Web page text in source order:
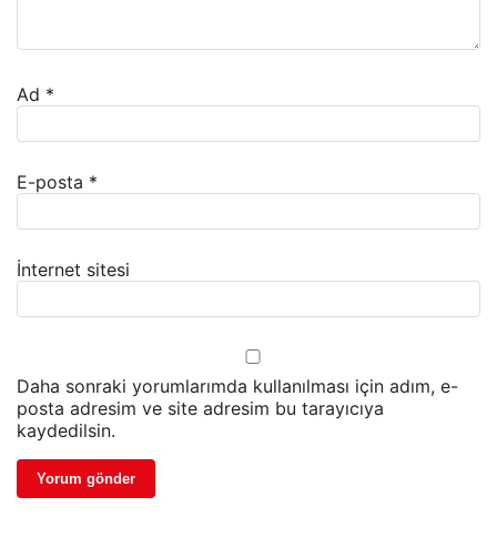
Ad *
E-posta *
İnternet sitesi
Daha sonraki yorumlarımda kullanılması için adım, e-
posta adresim ve site adresim bu tarayıcıya
kaydedilsin.